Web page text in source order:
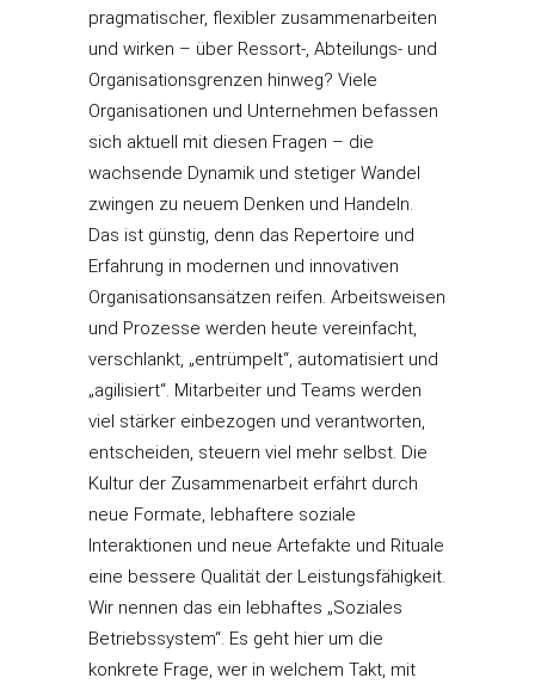
pragmatischer, flexibler zusammenarbeiten
und wirken – über Ressort-, Abteilungs- und
Organisationsgrenzen hinweg? Viele
Organisationen und Unternehmen befassen
sich aktuell mit diesen Fragen – die
wachsende Dynamik und stetiger Wandel
zwingen zu neuem Denken und Handeln.
Das ist günstig, denn das Repertoire und
Erfahrung in modernen und innovativen
Organisationsansätzen reifen. Arbeitsweisen
und Prozesse werden heute vereinfacht,
verschlankt, „entrümpelt“, automatisiert und
„agilisiert“. Mitarbeiter und Teams werden
viel stärker einbezogen und verantworten,
entscheiden, steuern viel mehr selbst. Die
Kultur der Zusammenarbeit erfährt durch
neue Formate, lebhaftere soziale
Interaktionen und neue Artefakte und Rituale
eine bessere Qualität der Leistungsfähigkeit.
Wir nennen das ein lebhaftes „Soziales
Betriebssystem“. Es geht hier um die
konkrete Frage, wer in welchem Takt, mit